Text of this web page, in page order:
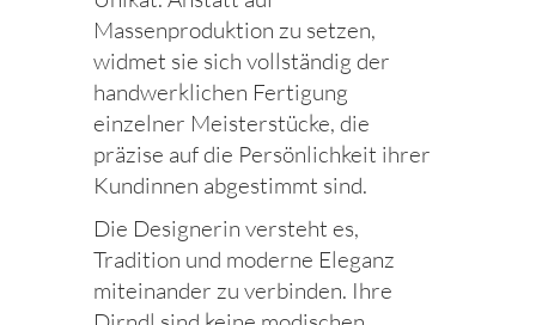
Massenproduktion zu setzen,
widmet sie sich vollständig der
handwerklichen Fertigung
einzelner Meisterstücke, die
präzise auf die Persönlichkeit ihrer
Kundinnen abgestimmt sind.
Die Designerin versteht es,
Tradition und moderne Eleganz
miteinander zu verbinden. Ihre